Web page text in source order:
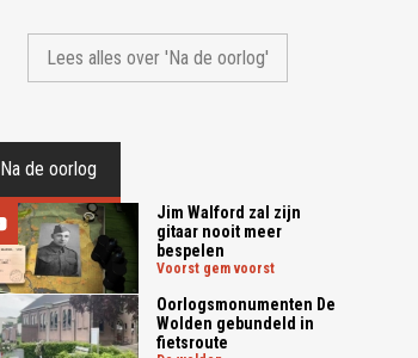
Lees alles over 'Na de oorlog'
Na de oorlog
Jim Walford zal zijn
gitaar nooit meer
bespelen
voorst gem voorst
Oorlogsmonumenten De
Wolden gebundeld in
fietsroute